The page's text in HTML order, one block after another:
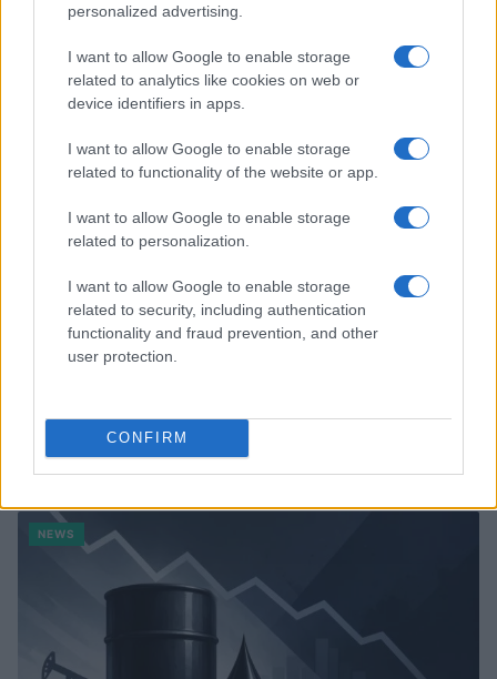
personalized advertising.
I want to allow Google to enable storage
related to analytics like cookies on web or
device identifiers in apps.
I want to allow Google to enable storage
related to functionality of the website or app.
I want to allow Google to enable storage
related to personalization.
I want to allow Google to enable storage
related to security, including authentication
functionality and fraud prevention, and other
user protection.
CONFIRM
Brent cae un 8.3% y arrastra a las materias primas en agosto
Lucía Herrera · 6 Ago 2026
El petróleo Brent cae un 8.46% y arrastra a las materias
primas
NEWS